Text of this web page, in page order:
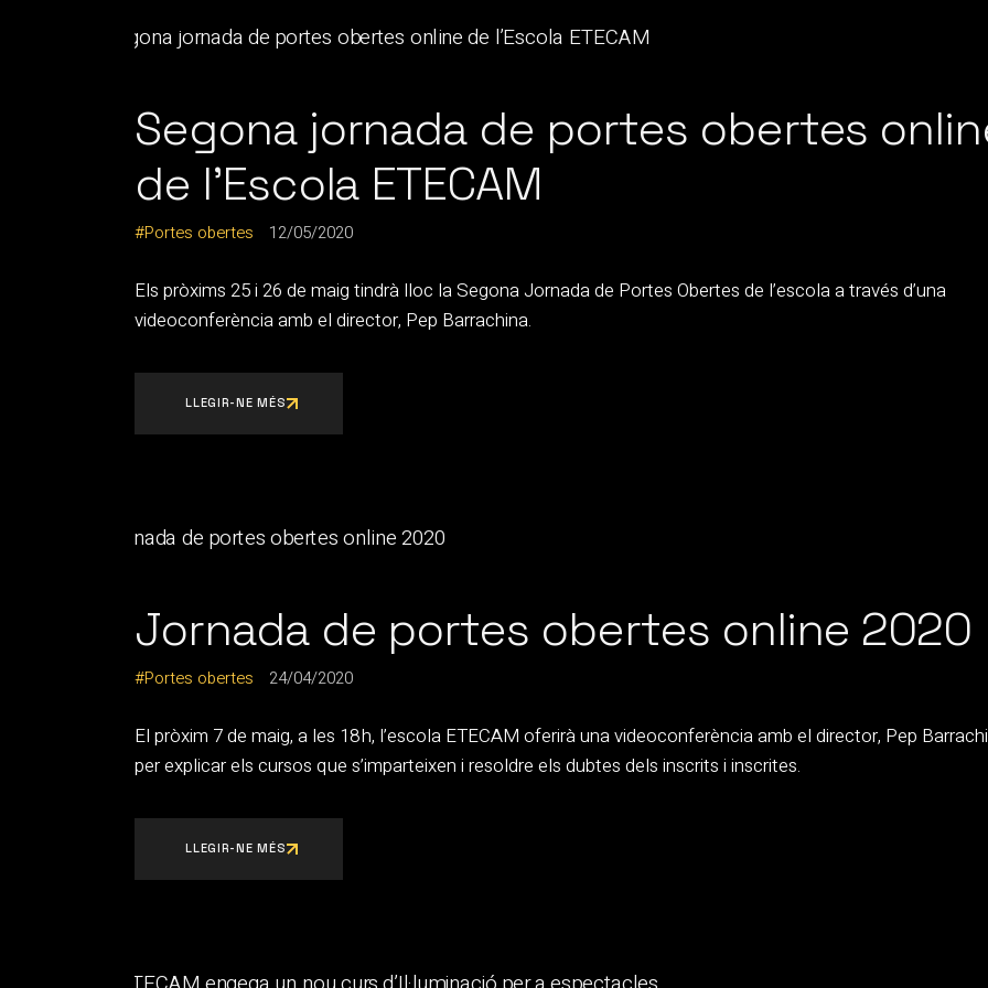
Segona jornada de portes obertes
de l’Escola ETECAM
Portes obertes 12/05/2020
Els pròxims 25 i 26 de maig tindrà lloc la Segona Jornada de Portes Obertes de l’escola a través d’una
videoconferència amb el director, Pep Barrachina.
LLEGIR-NE MÉS
Jornada de portes obertes online 2020
Portes obertes 24/04/2020
El pròxim 7 de maig, a les 18 h, l’escola ETECAM oferirà una videoconferència amb el director, Pep
per explicar els cursos que s’imparteixen i resoldre els dubtes dels inscrits i inscrites.
LLEGIR-NE MÉS